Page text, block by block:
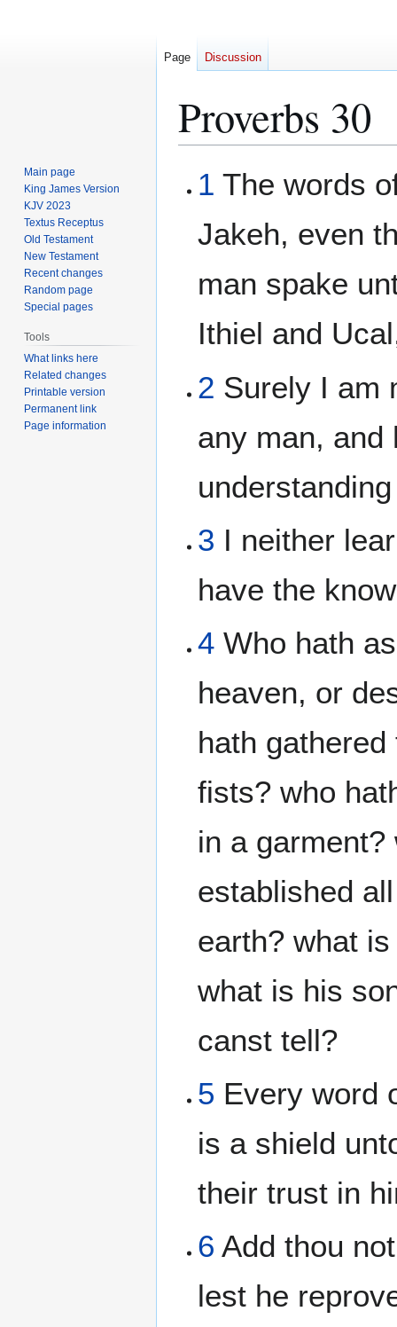
Proverbs 30
toto
1 The words
Jakeh, even
man spake
Ithiel and
2 Surely I am
any man, and
3 I neither
have the
4 Who hath
heaven, or
hath
fists? who
in a garment?
established
earth? what
what is his
canst tell?
5 Every word
is a shield
their trust in
6 Add thou
lest he
Page Discussion
Main page
King James Version
KJV 2023
Textus Receptus
Old Testament
New Testament
Recent changes
Random page
Special pages
Tools
What links here
Related changes
Printable version
Permanent link
Page information